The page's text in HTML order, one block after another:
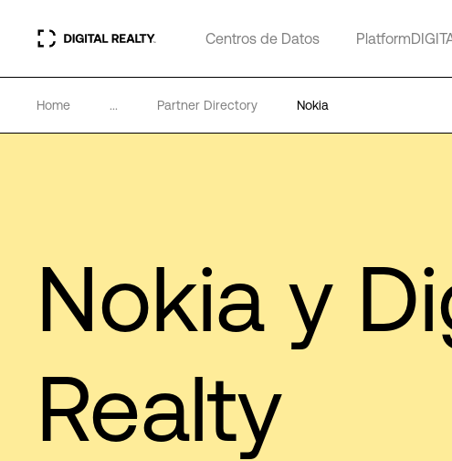
Centros de Datos
Home ... Partner Directory Nokia
Nokia y
Realty